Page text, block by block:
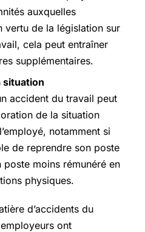
auxquelles
vertu de la législation sur
cela peut entraîner
supplémentaires.
situation
accident du travail peut
de la situation
notamment si
de reprendre son poste
moins rémunéré en
physiques.
d’accidents du
ont